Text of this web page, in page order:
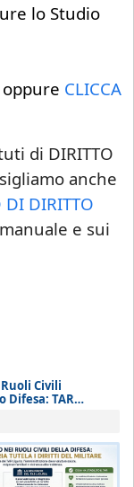
lo Studio
oppure CLICCA
di DIRITTO
anche
DI DIRITTO
e sui
Civili
Difesa: TAR…